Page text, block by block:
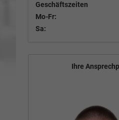
Geschäftszeiten
Mo-Fr:
Sa:
Ihre